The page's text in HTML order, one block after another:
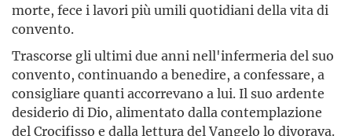
morte, fece i lavori più umili quotidiani della vita di
convento.
Trascorse gli ultimi due anni nell'infermeria del suo
convento, continuando a benedire, a confessare, a
consigliare quanti accorrevano a lui. Il suo ardente
desiderio di Dio, alimentato dalla contemplazione
del Crocifisso e dalla lettura del Vangelo lo divorava.